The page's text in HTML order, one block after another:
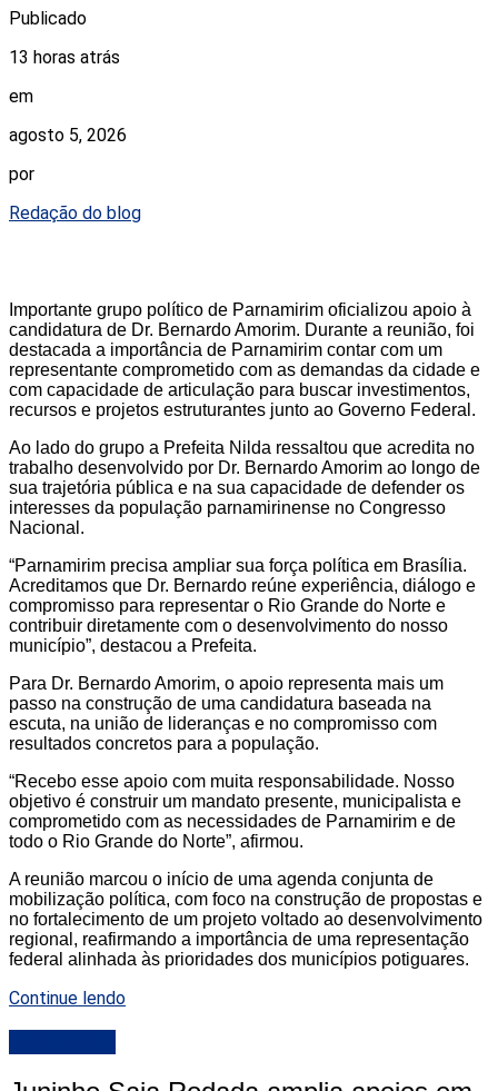
Publicado
13 horas atrás
em
agosto 5, 2026
por
Redação do blog
Importante grupo político de Parnamirim oficializou apoio à
candidatura de Dr. Bernardo Amorim. Durante a reunião, foi
destacada a importância de Parnamirim contar com um
representante comprometido com as demandas da cidade e
com capacidade de articulação para buscar investimentos,
recursos e projetos estruturantes junto ao Governo Federal.
Ao lado do grupo a Prefeita Nilda ressaltou que acredita no
trabalho desenvolvido por Dr. Bernardo Amorim ao longo de
sua trajetória pública e na sua capacidade de defender os
interesses da população parnamirinense no Congresso
Nacional.
“Parnamirim precisa ampliar sua força política em Brasília.
Acreditamos que Dr. Bernardo reúne experiência, diálogo e
compromisso para representar o Rio Grande do Norte e
contribuir diretamente com o desenvolvimento do nosso
município”, destacou a Prefeita.
Para Dr. Bernardo Amorim, o apoio representa mais um
passo na construção de uma candidatura baseada na
escuta, na união de lideranças e no compromisso com
resultados concretos para a população.
“Recebo esse apoio com muita responsabilidade. Nosso
objetivo é construir um mandato presente, municipalista e
comprometido com as necessidades de Parnamirim e de
todo o Rio Grande do Norte”, afirmou.
A reunião marcou o início de uma agenda conjunta de
mobilização política, com foco na construção de propostas e
no fortalecimento de um projeto voltado ao desenvolvimento
regional, reafirmando a importância de uma representação
federal alinhada às prioridades dos municípios potiguares.
Continue lendo